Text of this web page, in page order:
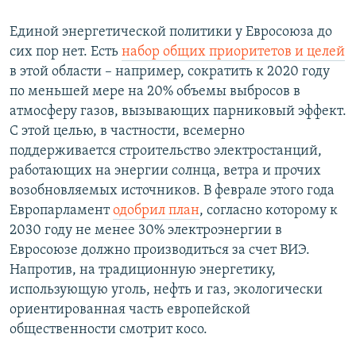
Единой энергетической политики у Евросоюза до
сих пор нет. Есть набор общих приоритетов и целей
в этой области – например, сократить к 2020 году
по меньшей мере на 20% объемы выбросов в
атмосферу газов, вызывающих парниковый эффект.
С этой целью, в частности, всемерно
поддерживается строительство электростанций,
работающих на энергии солнца, ветра и прочих
возобновляемых источников. В феврале этого года
Европарламентодобрил план, согласно которому к
2030 году не менее 30% электроэнергии в
Евросоюзе должно производиться за счет ВИЭ.
Напротив, на традиционную энергетику,
использующую уголь, нефть и газ, экологически
ориентированная часть европейской
общественности смотрит косо.